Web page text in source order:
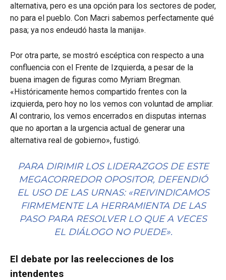
alternativa, pero es una opción para los sectores de poder,
no para el pueblo. Con Macri sabemos perfectamente qué
pasa; ya nos endeudó hasta la manija».
Por otra parte, se mostró escéptica con respecto a una
confluencia con el Frente de Izquierda, a pesar de la
buena imagen de figuras como Myriam Bregman.
«Históricamente hemos compartido frentes con la
izquierda, pero hoy no los vemos con voluntad de ampliar.
Al contrario, los vemos encerrados en disputas internas
que no aportan a la urgencia actual de generar una
alternativa real de gobierno», fustigó.
PARA DIRIMIR LOS LIDERAZGOS DE ESTE
MEGACORREDOR OPOSITOR, DEFENDIÓ
EL USO DE LAS URNAS: «REIVINDICAMOS
FIRMEMENTE LA HERRAMIENTA DE LAS
PASO PARA RESOLVER LO QUE A VECES
EL DIÁLOGO NO PUEDE».
El debate por las reelecciones de los
intendentes